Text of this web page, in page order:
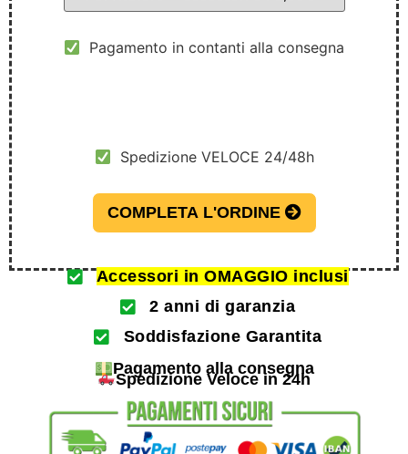
Pagamento in contanti alla consegna
Spedizione VELOCE 24/48h
COMPLETA L'ORDINE
Accessori in OMAGGIO inclusi
2 anni di garanzia
Soddisfazione Garantita
Pagamento alla consegna
Spedizione Veloce in 24h